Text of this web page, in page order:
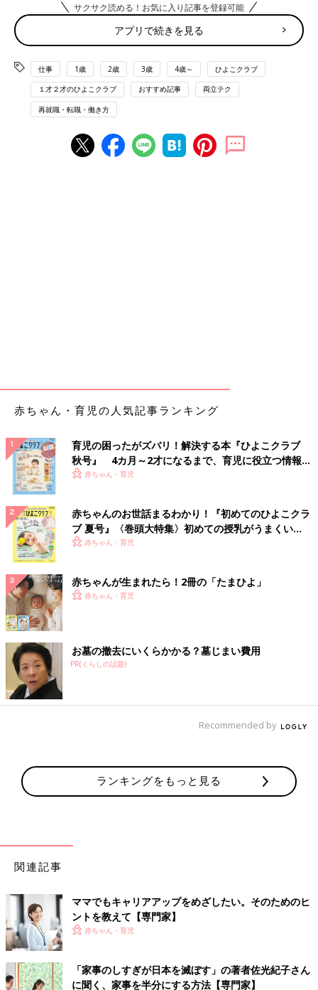
「『仕事のやりがいがほしい』『子どもと過ごす時間を増やした
い』『評価されたい』など、人によって求めるものは異なりま
す。大切なものを見極めることで、効率化を進められます。自分
にとって大切なことを守り、それ以外は捨ててしまうことがタイ
ムマネジメントの本質だといえます」（櫻木さん）
「〇〇しなければならない」は捨てる。「自分はこ
それでは、家庭と仕事、それぞれにおける物事の手放し方につい
家庭では、家事への注力する度合いを見極めて
ってくると言います。
「私のことを例にあげると、子どもの食事は手作りしたいと思っ
ていたので、料理は頑張ろうと思っていました。
一方で、掃除は嫌い（笑）。だから、まずは掃除の何が嫌なのか
を明確にすることに。すると、自分だけが汚したわけではないお
ふろやトイレの掃除が嫌だなと気づいたんです。
そこで、普段は夫に任せつつ、１～２年に１回程度、プロフェッ
ショナルな掃除を依頼することにしました。結果、手抜きも認め
られ、イライラが解消しました。
ただ漠然と『掃除が嫌』というだけだと、答えは見つかりませ
ん。でも、『掃除の何が嫌？ どんな解決方法がある？』と自分
に問いかけると、問題点と解決方法が導き出されます。その結
果、アウトソーシングや人に任せる、家族も巻き込んで掃除する
仕事では、自分に求められていることは何かを明確
にし、「見える化」も
「自分がやりたいことや、求められている役割は明確にしましょ
でない部分は優先順位をつけ、65点くらいで済ませるなど、濃淡
をつけることで効率化できます。
また、こだわりすぎないことも大切です。たとえば、仕事のプレ
ゼンテーションなどで必要なパワーポイントの資料はきれいに作
ろうと思えばいくらでも時間をかけられます。労力の割に成果が
期待できないものは手放しましょう」（櫻木さん）
サクサク読める！お気に入り記事を登録可能
アプリで続きを見る
仕事 1歳 2歳 3歳 4歳～ ひよこクラブ
１才２才のひよこクラブ おすすめ記事 両立テク
再就職・転職・働き方
赤ちゃん・育児の人気記事ランキング
育児の困ったがズバリ！解決する本『ひよこクラブ
秋号』 4カ月～2才になるまで、育児に役立つ情報が
いっぱい！
赤ちゃん・育児
赤ちゃんのお世話まるわかり！『初めてのひよこクラ
ブ 夏号』〈巻頭大特集〉初めての授乳がうまくい
く！ おっぱい・ミルクの基本と夏のトラブル 解決テ
赤ちゃん・育児
赤ちゃんが生まれたら！2冊の「たまひよ」
赤ちゃん・育児
お墓の撤去にいくらかかる？墓じまい費用
PR(くらしの話題)
Recommended by
ランキングをもっと見る
関連記事
ママでもキャリアアップをめざしたい。そのためのヒ
ントを教えて【専門家】
赤ちゃん・育児
「家事のしすぎが日本を滅ぼす」の著者佐光紀子さん
に聞く、家事を半分にする方法【専門家】